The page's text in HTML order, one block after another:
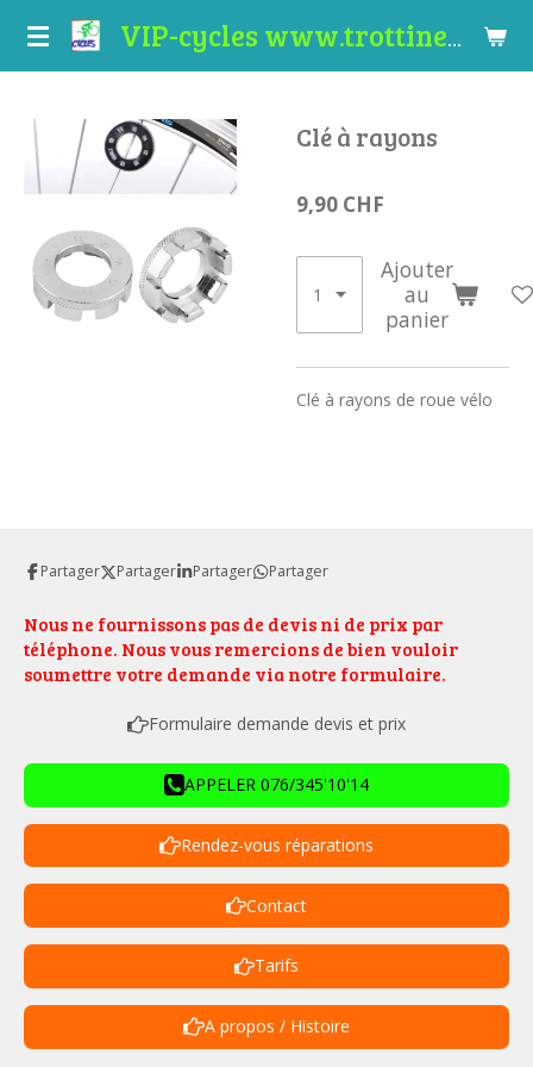
Passer
VIP-cycles www.trottinettes-valais.ch
Clé à rayons
9,90 CHF
Ajouter
au
panier
Clé à rayons de roue vélo
Partager Partager Partager Partager
Nous ne fournissons pas de devis ni de prix par
téléphone. Nous vous remercions de bien vouloir
soumettre votre demande via notre formulaire.
Formulaire demande devis et prix
APPELER 076/345'10'14
Rendez-vous réparations
Contact
Tarifs
A propos / Histoire